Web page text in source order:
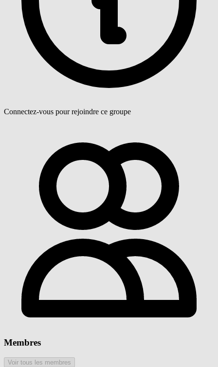
Connectez-vous pour rejoindre ce groupe
Membres
Voir tous les membres